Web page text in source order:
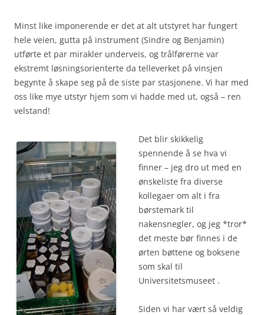
Minst like imponerende er det at alt utstyret har fungert
hele veien, gutta på instrument (Sindre og Benjamin)
utførte et par mirakler underveis, og trålførerne var
ekstremt løsningsorienterte da telleverket på vinsjen
begynte å skape seg på de siste par stasjonene. Vi har med
oss like mye utstyr hjem som vi hadde med ut, også – ren
velstand!
Det blir skikkelig
spennende å se hva vi
finner – jeg dro ut med en
ønskeliste fra diverse
kollegaer om alt i fra
børstemark til
nakensnegler, og jeg *tror*
det meste bør finnes i de
ørten bøttene og boksene
som skal til
Universitetsmuseet .
Siden vi har vært så veldig